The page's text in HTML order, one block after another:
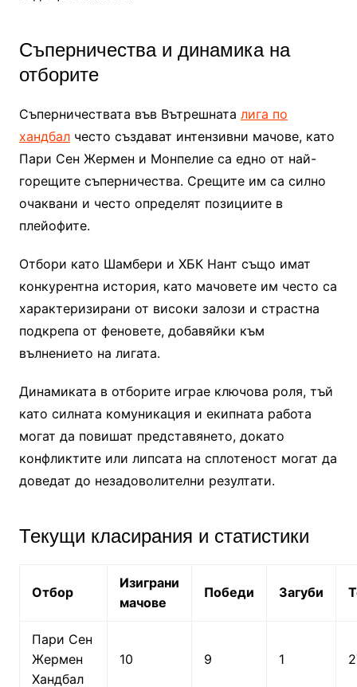
Съперничества и динамика на
отборите
Съперничествата във Вътрешната лига по
хандбалчесто създават интензивни мачове, като
Пари Сен Жермен и Монпелие са едно от най-
горещите съперничества. Срещите им са силно
очаквани и често определят позициите в
плейофите.
Отбори като Шамбери и ХБК Нант също имат
конкурентна история, като мачовете им често са
характеризирани от високи залози и страстна
подкрепа от феновете, добавяйки към
вълнението на лигата.
Динамиката в отборите играе ключова роля, тъй
като силната комуникация и екипната работа
могат да повишат представянето, докато
конфликтите или липсата на сплотеност могат да
доведат до незадоволителни резултати.
Текущи класирания и статистики
Отбор
Изиграни
мачове
Победи Загуби
Пари Сен
Жермен
Хандбал
10 9 1